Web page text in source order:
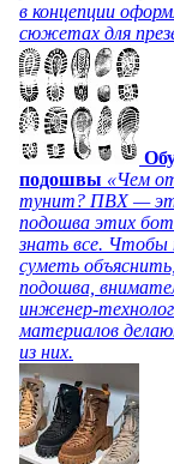
в концепции
сюжетах для
подошвы «Чем
тунит? ПВХ —
подошва этих
знать все. Чтобы
суметь
подошва,
инженер-
материалов
из них.